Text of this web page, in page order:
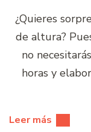
¿Quieres
de altura?
no
horas y
Leer más